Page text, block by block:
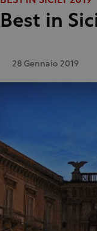
Best in
28 Gennaio 2019